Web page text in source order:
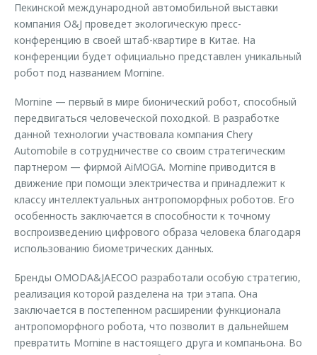
Пекинской международной автомобильной выставки
компания O&J проведет экологическую пресс-
конференцию в своей штаб-квартире в Китае. На
конференции будет официально представлен уникальный
робот под названием Mornine.
Mornine — первый в мире бионический робот, способный
передвигаться человеческой походкой. В разработке
данной технологии участвовала компания Chery
Automobile в сотрудничестве со своим стратегическим
партнером — фирмой AiMOGA. Mornine приводится в
движение при помощи электричества и принадлежит к
классу интеллектуальных антропоморфных роботов. Его
особенность заключается в способности к точному
воспроизведению цифрового образа человека благодаря
использованию биометрических данных.
Бренды OMODA&JAECOO разработали особую стратегию,
реализация которой разделена на три этапа. Она
заключается в постепенном расширении функционала
антропоморфного робота, что позволит в дальнейшем
превратить Mornine в настоящего друга и компаньона. Во